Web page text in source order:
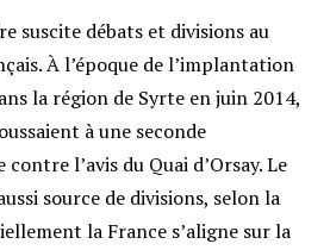
suscite débats et divisions au
À l’époque de l’implantation
la région de Syrte en juin 2014,
à une seconde
l’avis du Quai d’Orsay. Le
source de divisions, selon la
la France s’aligne sur la